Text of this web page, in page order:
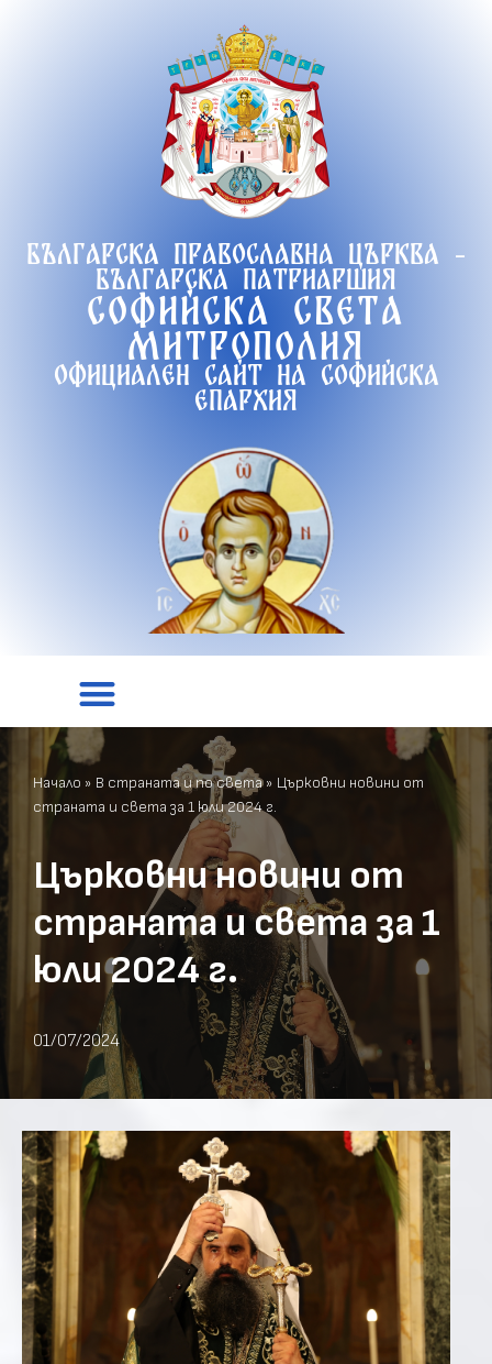
Българска православна църква -
Българска патриаршия
Софийска света
митрополия
Официален сайт на софийска
епархия
Начало » В страната и по света» Църковни новини от
страната и света за 1 юли 2024 г.
Църковни новини от
страната и света за 1
юли 2024 г.
01/07/2024